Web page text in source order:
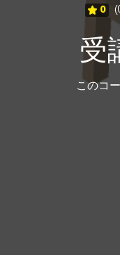
0
受
このコ